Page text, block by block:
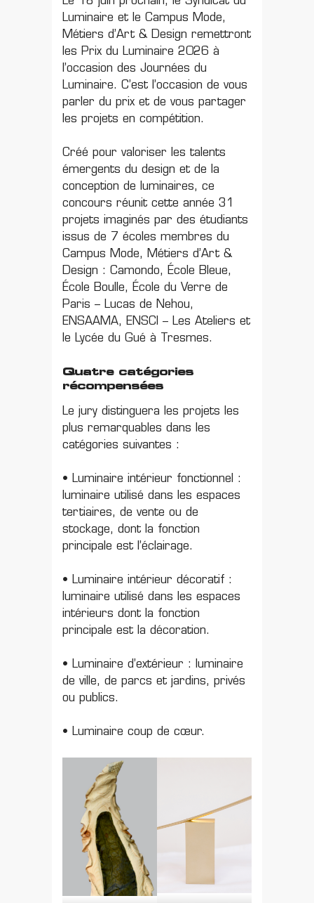
Luminaire et le Campus Mode,
Métiers d’Art & Design remettront
les Prix du Luminaire 2026 à
l’occasion des Journées du
Luminaire. C’est l’occasion de vous
parler du prix et de vous partager
les projets en compétition.
Créé pour valoriser les talents
émergents du design et de la
conception de luminaires, ce
concours réunit cette année 31
projets imaginés par des étudiants
issus de 7 écoles membres du
Campus Mode, Métiers d’Art &
Design : Camondo, École Bleue,
École Boulle, École du Verre de
Paris – Lucas de Nehou,
ENSAAMA, ENSCI – Les Ateliers et
le Lycée du Gué à Tresmes.
Quatre catégories
récompensées
Le jury distinguera les projets les
plus remarquables dans les
catégories suivantes :
• Luminaire intérieur fonctionnel :
luminaire utilisé dans les espaces
tertiaires, de vente ou de
stockage, dont la fonction
principale est l’éclairage.
• Luminaire intérieur décoratif :
luminaire utilisé dans les espaces
intérieurs dont la fonction
principale est la décoration.
• Luminaire d’extérieur : luminaire
de ville, de parcs et jardins, privés
ou publics.
• Luminaire coup de cœur.